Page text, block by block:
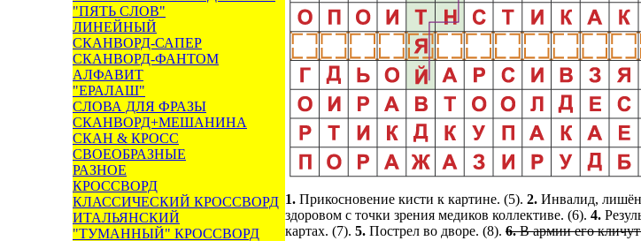
"ПЯТЬ СЛОВ"
ЛИНЕЙНЫЙ
СКАНВОРД-САПЕР
СКАНВОРД-ФАНТОМ
АЛФАВИТ
"ЕРАЛАШ"
СЛОВА ДЛЯ ФРАЗЫ
СКАНВОРД+МЕШАНИНА
СКАН & КРОСС
СВОЕОБРАЗНЫЕ
РАЗНОЕ
КРОССВОРД
КЛАССИЧЕСКИЙ КРОССВОРД
ИТАЛЬЯНСКИЙ
"ТУМАННЫЙ" КРОССВОРД
1. Прикосновение кисти к картине. (5). 2. Инвалид,
здоровом с точки зрения медиков коллективе. (6). 4.
картах. (7). 5. Пострел во дворе. (8). 6.В армии его